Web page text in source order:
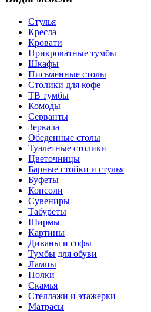
Стулья
Кресла
Кровати
Прикроватные тумбы
Шкафы
Письменные столы
Столики для кофе
ТВ тумбы
Комоды
Серванты
Зеркала
Обеденные столы
Туалетные столики
Цветочницы
Барные стойки и стулья
Буфеты
Консоли
Сувениры
Табуреты
Ширмы
Картины
Диваны и софы
Тумбы для обуви
Лампы
Полки
Скамья
Стеллажи и этажерки
Матрасы